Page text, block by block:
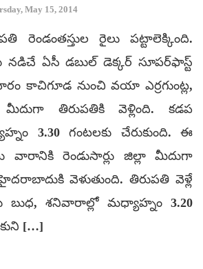
May 15, 2014
రెండంతస్తుల రైలు పట్టాలెక్కింది.
నడిచే ఏసీ డబుల్ డెక్కర్ సూపర్‌ఫాస్ట్
కాచిగూడ నుంచి వయా ఎర్రగుంట్ల,
తిరుపతికి వెళ్లింది. కడప
3.30 గంటలకు చేరుకుంది. ఈ
వారానికి రెండుసార్లు జిల్లా మీదుగా
వెళుతుంది. తిరుపతి వెళ్లే
బుధ, శనివారాల్లో మధ్యాహ్నం 3.20
[…]